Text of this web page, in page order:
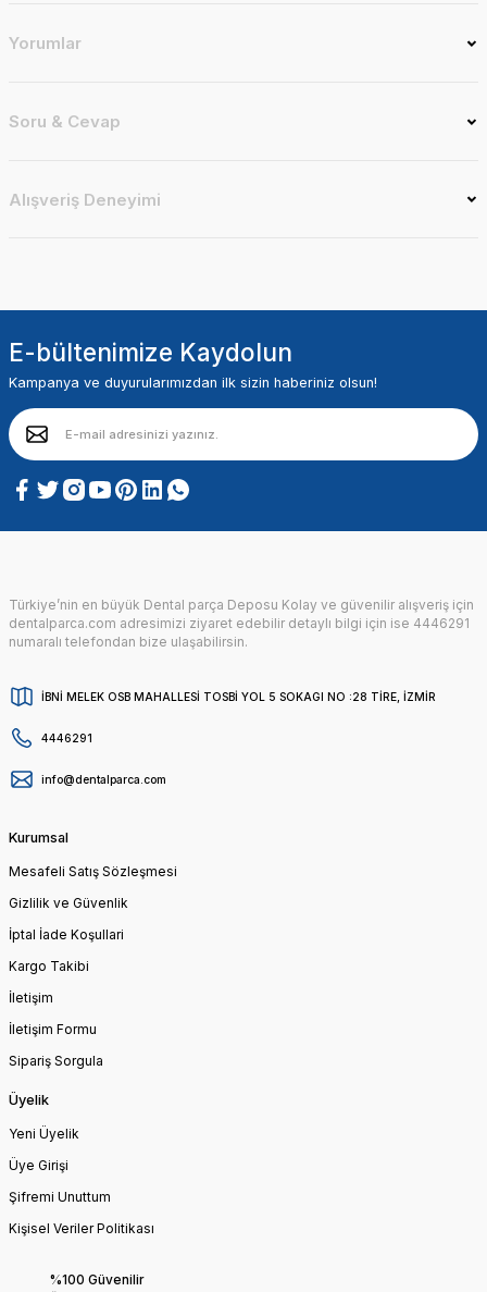
Yorumlar
Soru & Cevap
Alışveriş Deneyimi
E-bültenimize Kaydolun
Kampanya ve duyurularımızdan ilk sizin haberiniz olsun!
Türkiye’nin en büyük Dental parça Deposu Kolay ve güvenilir alışveriş için
dentalparca.com adresimizi ziyaret edebilir detaylı bilgi için ise 4446291
numaralı telefondan bize ulaşabilirsin.
İBNİ MELEK OSB MAHALLESİ TOSBİ YOL 5 SOKAGI NO :28 TİRE, İZMİR
4446291
info@dentalparca.com
Kurumsal
Mesafeli Satış Sözleşmesi
Gizlilik ve Güvenlik
İptal İade Koşullari
Kargo Takibi
İletişim
İletişim Formu
Sipariş Sorgula
Üyelik
Yeni Üyelik
Üye Girişi
Şifremi Unuttum
Kişisel Veriler Politikası
%100 Güvenilir